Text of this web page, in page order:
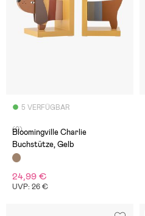
5 VERFÜGBAR
(0)
Bloomingville Charlie
Buchstütze, Gelb
24,99 €
UVP: 26 €